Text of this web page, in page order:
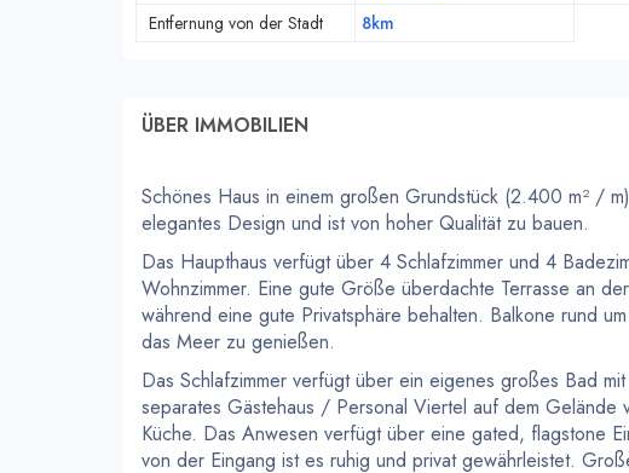
Entfernung von der Stadt
8km
ÜBER IMMOBILIEN
Schönes Haus in einem großen Grundstück (2.400 m² /
elegantes Design und ist von hoher Qualität zu bauen.
Das Haupthaus verfügt über 4 Schlafzimmer und 4
Wohnzimmer. Eine gute Größe überdachte Terrasse an
während eine gute Privatsphäre behalten. Balkone rund
das Meer zu genießen.
Das Schlafzimmer verfügt über ein eigenes großes Bad
separates Gästehaus / Personal Viertel auf dem Gelände
Küche. Das Anwesen verfügt über eine gated, flagstone
von der Eingang ist es ruhig und privat gewährleistet.